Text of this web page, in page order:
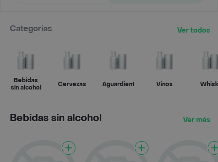
Categorías Ver todos
Bebidas
sin alcohol
Cervezas Aguardientes Vinos
Bebidas sin alcohol Ver más